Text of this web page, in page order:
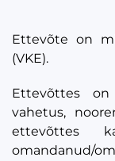
Ettevõte on
(VKE).
Ettevõttes
vahetus,
ettevõttes
omandanud/